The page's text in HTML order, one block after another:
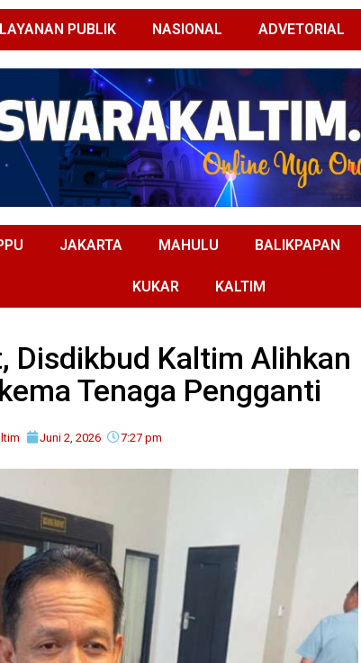
PUBLIK NASIONAL ADVETORIAL
JAKARTA MAHULU BALIKPAPAN
KUKAR KALTIM
Disdikbud Kaltim Alihkan
Tenaga Pengganti
Juni 2, 2026 7:27 pm